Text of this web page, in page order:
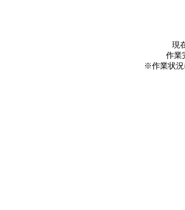
現
作業
※作業状況